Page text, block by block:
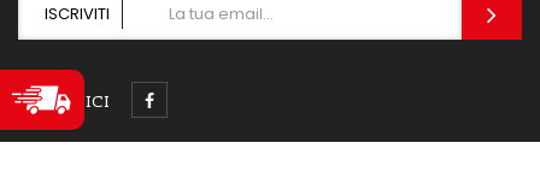
ISCRIVITI
SEGUICI